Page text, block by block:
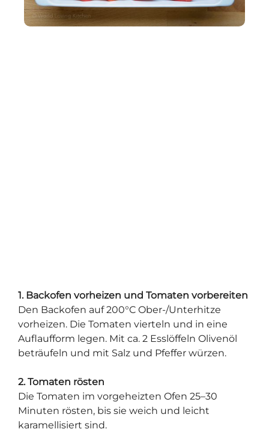
1. Backofen vorheizen und Tomaten vorbereiten
Den Backofen auf 200°C Ober-/Unterhitze
vorheizen. Die Tomaten vierteln und in eine
Auflaufform legen. Mit ca. 2 Esslöffeln Olivenöl
beträufeln und mit Salz und Pfeffer würzen.
2. Tomaten rösten
Die Tomaten im vorgeheizten Ofen 25–30
Minuten rösten, bis sie weich und leicht
karamellisiert sind.